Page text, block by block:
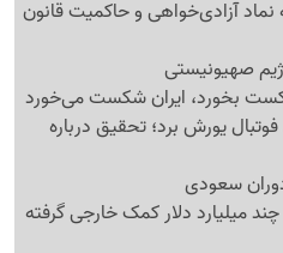
آزادی‌خواهی و حاکمیت قانون
صهیونیستی
بخورد، ایران شکست می‌خورد
یورش برد؛ تحقیق درباره
سعودی
میلیارد دلار کمک خارجی گرفته